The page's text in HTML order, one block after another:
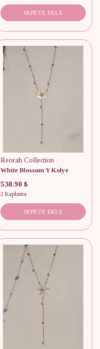
SEPETE EKLE
Reorah Collection
White Blossom Y Kolye
530.90 ₺
2 Kaplama
SEPETE EKLE